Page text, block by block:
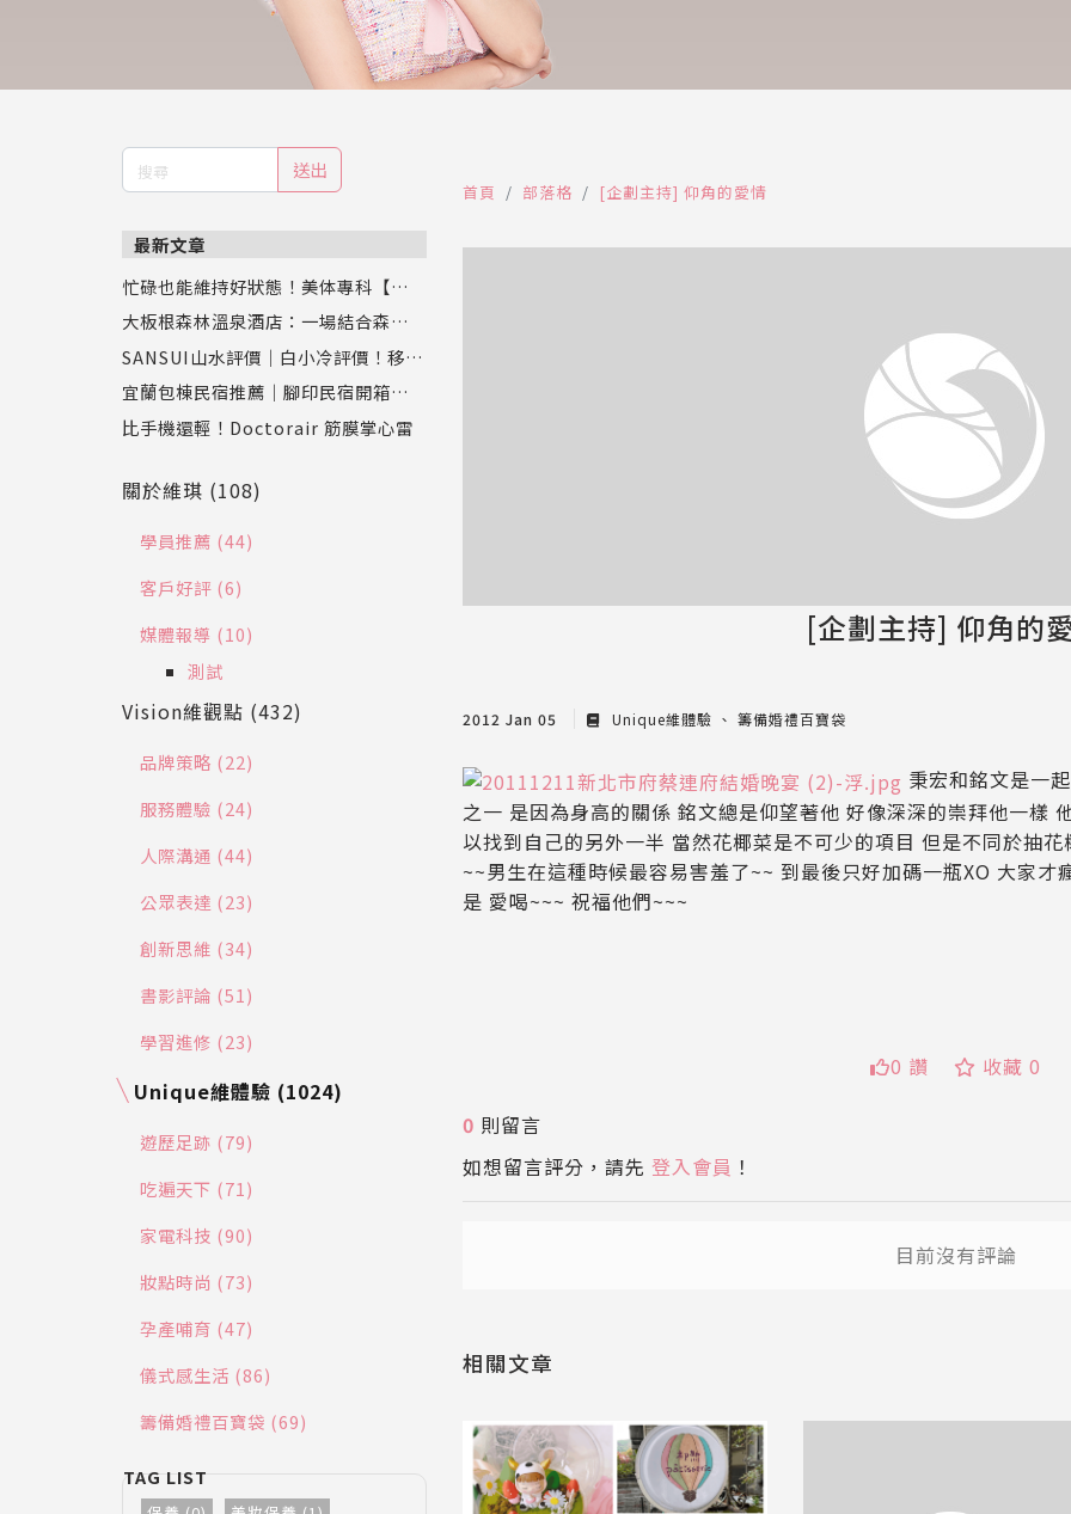
送出
最新文章
忙碌也能維持好狀態！美体專科【超眠
錠】評價：幫助入睡同時促進新陳代
謝，專業營養師推薦
大板根森林溫泉酒店：一場結合森林、
恐龍與溫泉的奇幻之旅
SANSUI山水評價｜白小冷評價！移動
式水冷扇實測，靜涼潤風循環水冷扇S
C-F9讓夏天舒服又省電
宜蘭包棟民宿推薦｜腳印民宿開箱：親
子、寵物、好友聚會都適合的壯圍新開
幕Villa
比手機還輕！Doctorair 筋膜掌心雷
關於維琪 (108)
學員推薦 (44)
客戶好評 (6)
媒體報導 (10)
測試
Vision維觀點 (432)
品牌策略 (22)
服務體驗 (24)
人際溝通 (44)
公眾表達 (23)
創新思維 (34)
書影評論 (51)
學習進修 (23)
Unique維體驗 (1024)
遊歷足跡 (79)
吃遍天下 (71)
家電科技 (90)
妝點時尚 (73)
孕產哺育 (47)
儀式感生活 (86)
籌備婚禮百寶袋 (69)
首頁 部落格 [企劃主持] 仰角的愛情
[企劃主持] 仰角的
2012 Jan 05 Unique維體驗 籌備婚禮百寶袋
秉宏和銘文是一
之一 是因為身高的關係 銘文總是仰望著他 好像深深的崇拜他一樣
以找到自己的另外一半 當然花椰菜是不可少的項目 但是不同於抽
~~男生在這種時候最容易害羞了~~ 到最後只好加碼一瓶XO 大家
是 愛喝~~~ 祝福他們~~~
0 讚 收藏 0
0 則留言
如想留言評分，請先 登入會員 ！
目前沒有評論
相關文章